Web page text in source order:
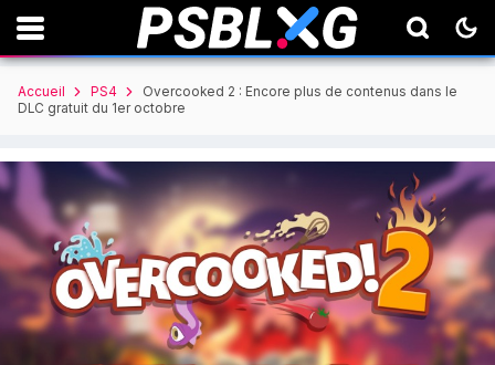
Accueil PS4
Overcooked 2 : Encore plus de contenus dans le
DLC gratuit du 1er octobre